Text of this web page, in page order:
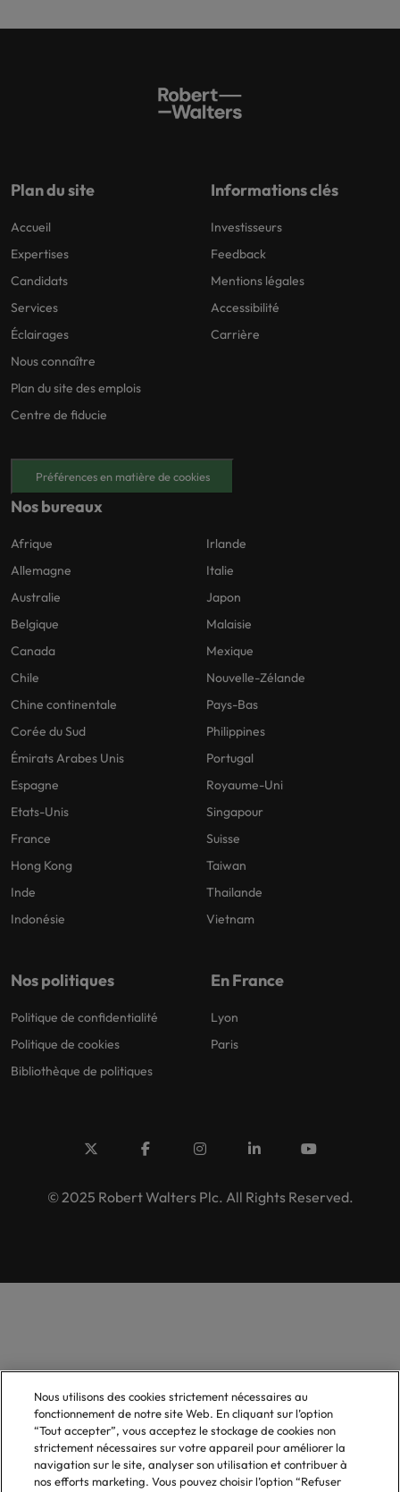
Plan du site
Accueil
Expertises
Candidats
Services
Éclairages
Nous connaître
Plan du site des emplois
Centre de fiducie
Informations clés
Investisseurs
Feedback
Mentions légales
Accessibilité
Carrière
Préférences en matière de cookies
Nos bureaux
Afrique
Allemagne
Australie
Belgique
Canada
Chile
Chine continentale
Corée du Sud
Émirats Arabes Unis
Espagne
Etats-Unis
France
Hong Kong
Inde
Indonésie
Irlande
Italie
Japon
Malaisie
Mexique
Nouvelle-Zélande
Pays-Bas
Philippines
Portugal
Royaume-Uni
Singapour
Suisse
Taiwan
Thailande
Vietnam
Nos politiques
Politique de confidentialité
Politique de cookies
Bibliothèque de politiques
En France
Lyon
Paris
© 2025 Robert Walters Plc. All Rights Reserved.
Nous utilisons des cookies strictement nécessaires au
fonctionnement de notre site Web. En cliquant sur l’option
“Tout accepter”, vous acceptez le stockage de cookies non
strictement nécessaires sur votre appareil pour améliorer la
navigation sur le site, analyser son utilisation et contribuer à
nos efforts marketing. Vous pouvez choisir l’option “Refuser